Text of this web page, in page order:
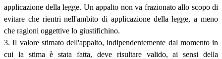
applicazione della legge. Un appalto non va frazionato allo scopo di
evitare che rientri nell'ambito di applicazione della legge, a meno
che ragioni oggettive lo giustifichino.
3. Il valore stimato dell'appalto, indipendentemente dal momento in
cui la stima è stata fatta, deve risultare valido, ai sensi della